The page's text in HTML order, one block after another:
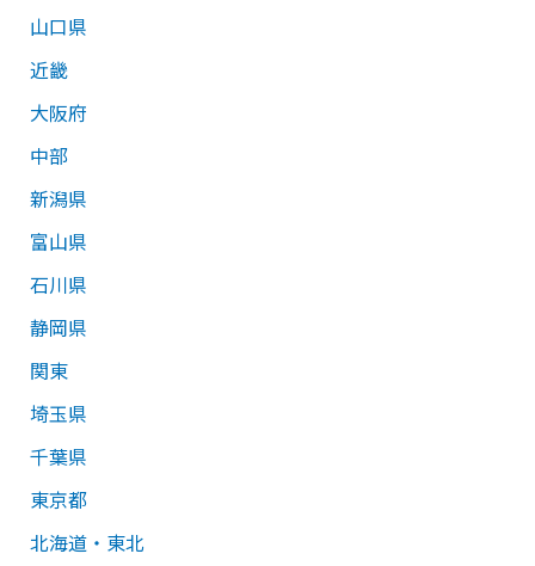
山口県
近畿
大阪府
中部
新潟県
富山県
石川県
静岡県
関東
埼玉県
千葉県
東京都
北海道・東北